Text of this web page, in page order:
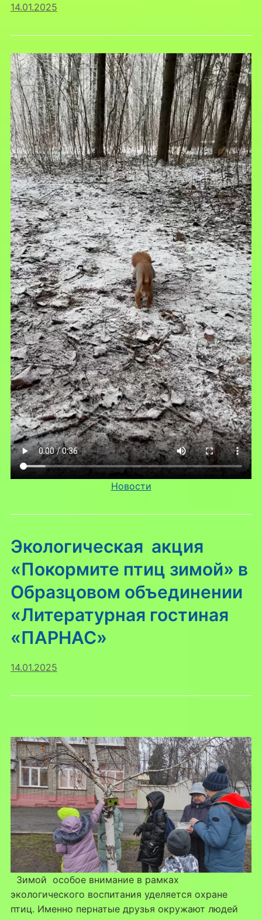
14.01.2025
Новости
Экологическая акция
«Покормите птиц зимой» в
Образцовом объединении
«Литературная гостиная
«ПАРНАС»
14.01.2025
Зимой особое внимание в рамках
экологического воспитания уделяется охране
птиц. Именно пернатые друзья окружают людей